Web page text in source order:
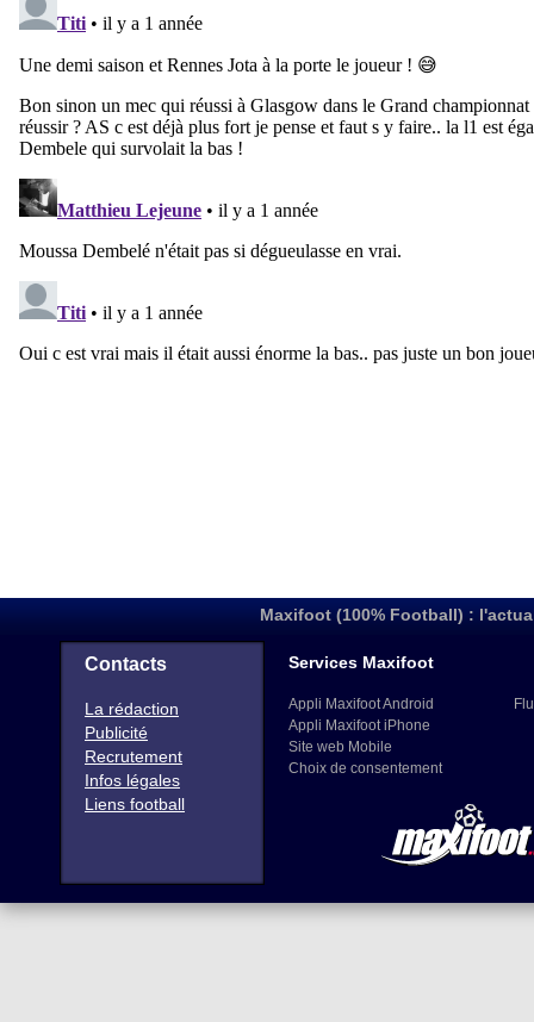
Maxifoot (100% Football) :
Contacts
La rédaction
Publicité
Recrutement
Infos légales
Liens football
Services Maxifoot
Appli Maxifoot Android
Appli Maxifoot iPhone
Site web Mobile
Choix de consentement